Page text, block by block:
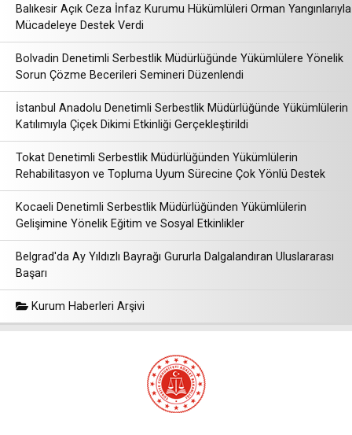
Balıkesir Açık Ceza İnfaz Kurumu Hükümlüleri Orman Yangınlarıyla
Mücadeleye Destek Verdi
Bolvadin Denetimli Serbestlik Müdürlüğünde Yükümlülere Yönelik
Sorun Çözme Becerileri Semineri Düzenlendi
İstanbul Anadolu Denetimli Serbestlik Müdürlüğünde Yükümlülerin
Katılımıyla Çiçek Dikimi Etkinliği Gerçekleştirildi
Tokat Denetimli Serbestlik Müdürlüğünden Yükümlülerin
Rehabilitasyon ve Topluma Uyum Sürecine Çok Yönlü Destek
Kocaeli Denetimli Serbestlik Müdürlüğünden Yükümlülerin
Gelişimine Yönelik Eğitim ve Sosyal Etkinlikler
Belgrad'da Ay Yıldızlı Bayrağı Gururla Dalgalandıran Uluslararası
Başarı
Kurum Haberleri Arşivi